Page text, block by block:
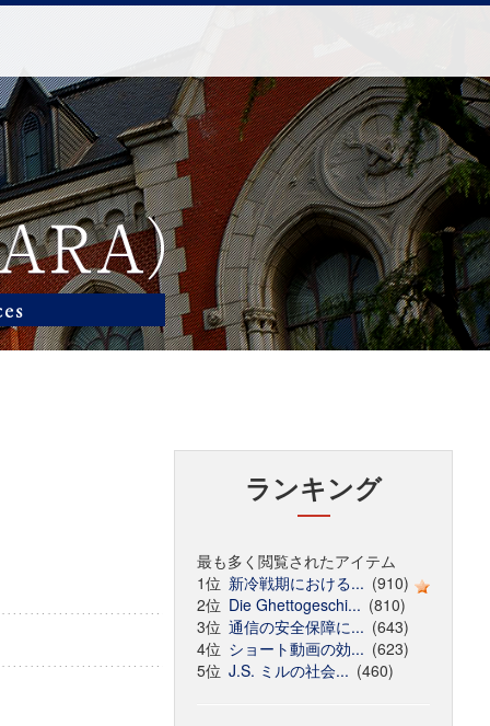
ランキング
最も多く閲覧されたアイテム
1位 新冷戦期における... (910)
2位 Die Ghettogeschi... (810)
3位 通信の安全保障に... (643)
4位 ショート動画の効... (623)
5位 J.S. ミルの社会... (460)